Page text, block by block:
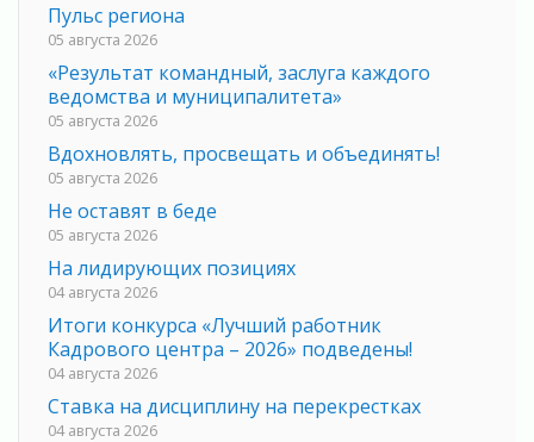
Пульс региона
05 августа 2026
«Результат командный, заслуга каждого
ведомства и муниципалитета»
05 августа 2026
Вдохновлять, просвещать и объединять!
05 августа 2026
Не оставят в беде
05 августа 2026
На лидирующих позициях
04 августа 2026
Итоги конкурса «Лучший работник
Кадрового центра – 2026» подведены!
04 августа 2026
Ставка на дисциплину на перекрестках
04 августа 2026